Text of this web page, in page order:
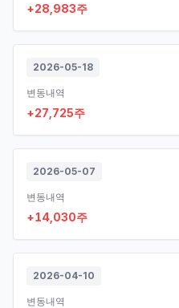
+28,983주
2026-05-18
변동내역
+27,725주
2026-05-07
변동내역
+14,030주
2026-04-10
변동내역